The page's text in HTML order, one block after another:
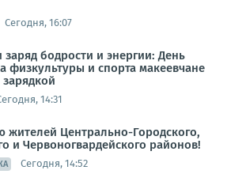
Сегодня, 16:07
бодрости и энергии: День
физкультуры и спорта макеевчане
14:31
жителей Центрально-Городского,
и Червоногвардейского районов!
Сегодня, 14:52